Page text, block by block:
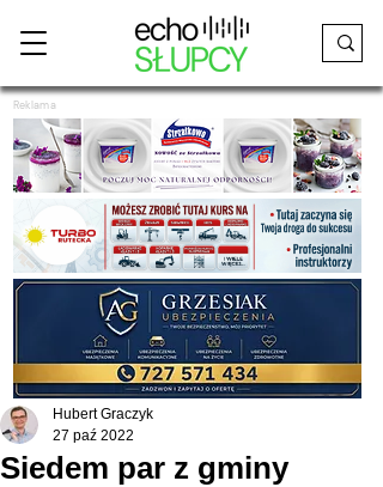
Reklama
Siedem par z gminy
Hubert Graczyk
27 paź 2022